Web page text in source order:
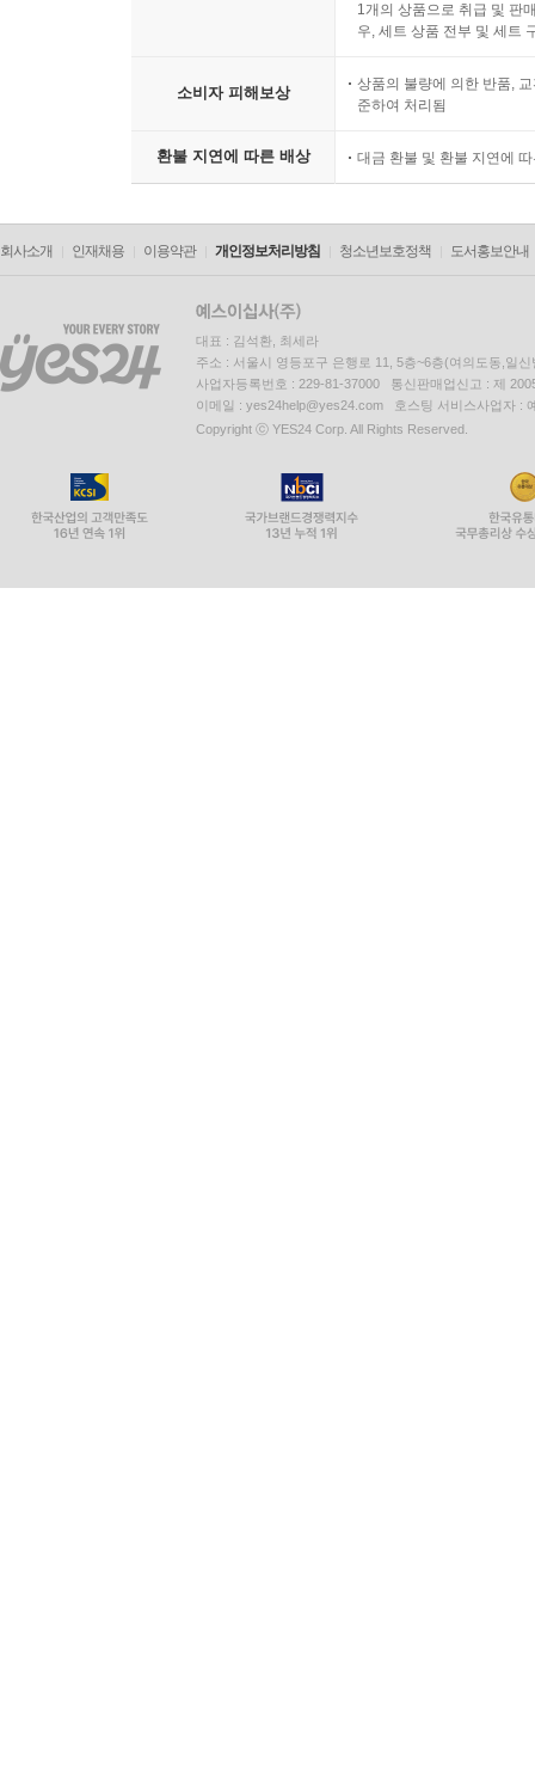
1개의 상품으로 취급 및 판
우, 세트 상품 전부 및 세트
소비자 피해보상
상품의 불량에 의한 반품,
준하여 처리됨
환불 지연에 따른 배상 대금 환불 및 환불 지연에
회사소개 인재채용 이용약관 개인정보처리방침 청소년보호정책 도서홍보안내
대표 : 김석환, 최세라
주소 : 서울시 영등포구 은행로 11, 5층~6층(여의도동,일신
사업자등록번호 : 229-81-37000 통신판매업신고 : 제
이메일 : yes24help@yes24.com 호스팅 서비스사업자 :
Copyright ⓒ YES24 Corp. All Rights Reserved.